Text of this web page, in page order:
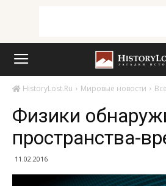
HistoryLost.Ru Мировые новости
Физики
пространства-
11.02.2016